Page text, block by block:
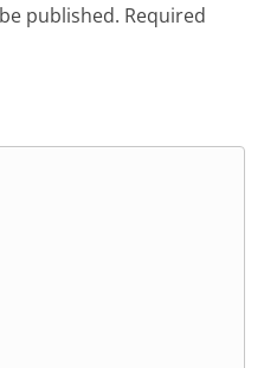
published. Required